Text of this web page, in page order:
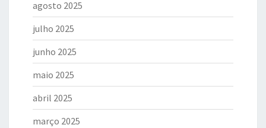
agosto 2025
julho 2025
junho 2025
maio 2025
abril 2025
março 2025